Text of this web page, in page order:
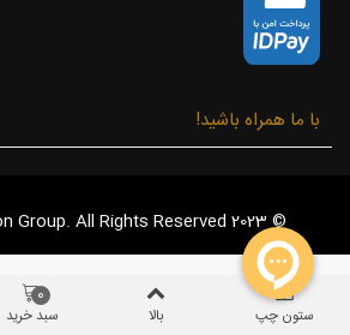
با ما همراه باشید!
© 2023 created by Nitron Group. All Rights Reserved
ستون چپ بالا سبد خرید
0